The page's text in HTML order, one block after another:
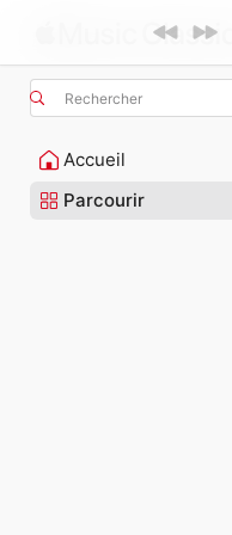
Rechercher
Accueil
Parcourir